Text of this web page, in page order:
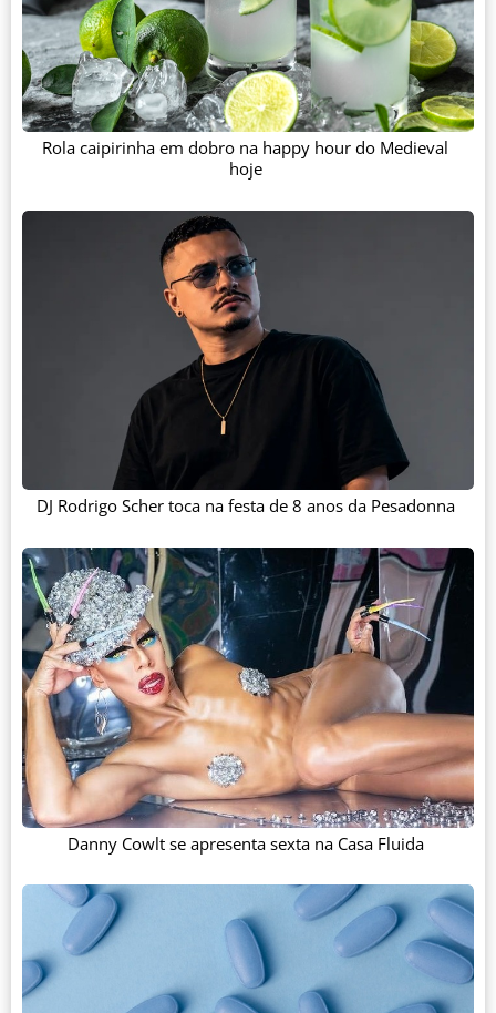
Rola caipirinha em dobro na happy hour do Medieval
hoje
DJ Rodrigo Scher toca na festa de 8 anos da Pesadonna
Danny Cowlt se apresenta sexta na Casa Fluida